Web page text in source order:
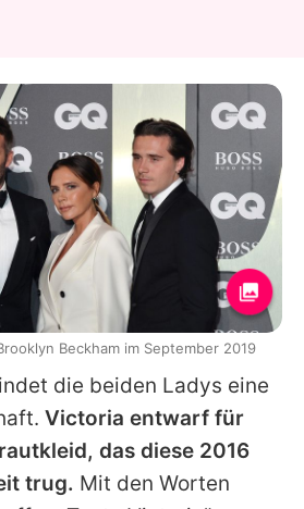
die beiden Ladys eine
Victoria entwarf für
das diese 2016
trug. Mit den Worten
Beckham im September 2019